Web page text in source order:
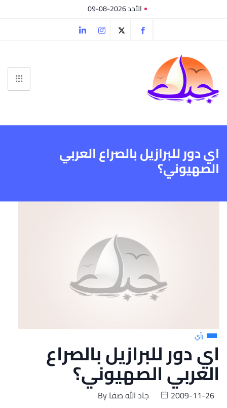
الأحد 2026-08-09
اي دور للبرازيل بالصراع العربي
الصهيوني؟
رأي
اي دور للبرازيل بالصراع
العربي الصهيوني؟
Byجاد الله صفا
2009-11-26